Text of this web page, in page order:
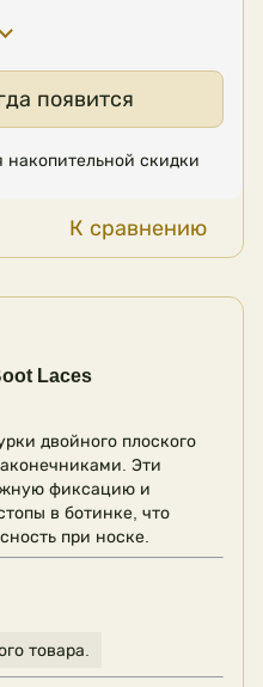
появится
накопительной скидки
К сравнению
Laces
двойного плоского
Эти
фиксацию и
в ботинке, что
при носке.
товара.